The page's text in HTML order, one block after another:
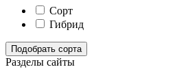
Сорт
Гибрид
Подобрать сорта
Разделы сайты